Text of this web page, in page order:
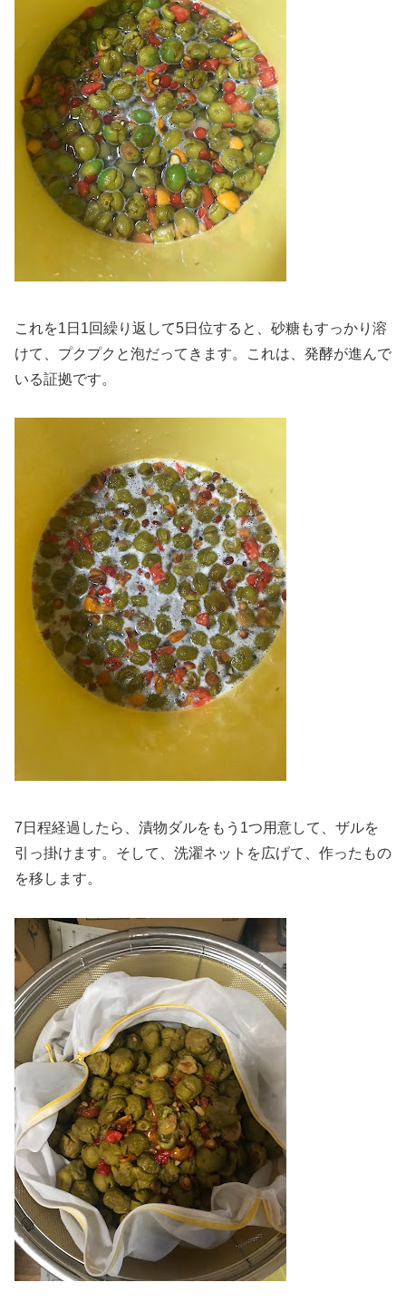
これを1日1回繰り返して5日位すると、砂糖もすっかり溶
けて、プクプクと泡だってきます。これは、発酵が進んで
いる証拠です。
7日程経過したら、漬物ダルをもう1つ用意して、ザルを
引っ掛けます。そして、洗濯ネットを広げて、作ったもの
を移します。